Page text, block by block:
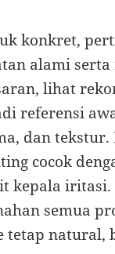
konkret,
alami
lihat
referensi
dan tekstur.
cocok
kepala iritasi.
semua
natural,